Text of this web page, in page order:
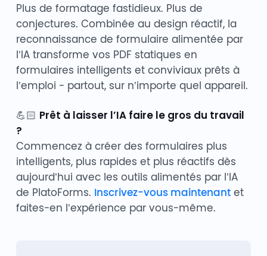
Plus de formatage fastidieux. Plus de
conjectures. Combinée au design réactif, la
reconnaissance de formulaire alimentée par
l’IA transforme vos PDF statiques en
formulaires intelligents et conviviaux prêts à
l’emploi - partout, sur n’importe quel appareil.
💪🏻 Prêt à laisser l’IA faire le gros du travail
?
Commencez à créer des formulaires plus
intelligents, plus rapides et plus réactifs dès
aujourd’hui avec les outils alimentés par l’IA
de PlatoForms. Inscrivez-vous maintenantet
faites-en l’expérience par vous-même.